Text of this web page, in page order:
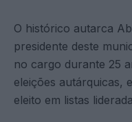
O histórico autarca
presidente deste
no cargo durante 25
eleições autárquicas,
eleito em listas